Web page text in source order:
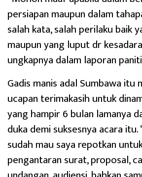
persiapan maupun dalam
salah kata, salah perilaku baik
maupun yang luput dr
ungkapnya dalam laporan
Gadis manis adal Sumbawa itu
ucapan terimakasih untuk
yang hampir 6 bulan lamanya
duka demi suksesnya acara itu.
sudah mau saya repotkan
pengantaran surat, proposal,